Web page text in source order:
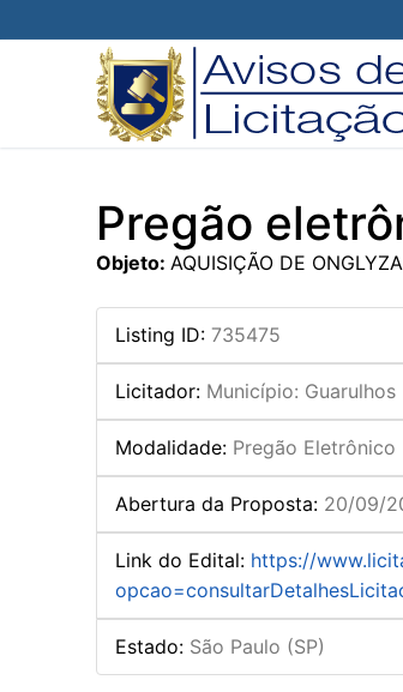
para
Pregão
Objeto: AQUISIÇÃO DE
Listing ID: 735475
Licitador: Município: Guarulhos
Modalidade: Pregão Eletrônico
Abertura da Proposta: 20/09/
Link do Edital: https://
Estado: São Paulo (SP)